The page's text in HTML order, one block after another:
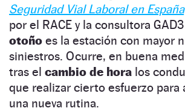
Seguridad Vial Laboral en
por el RACE y la consultora
otoño es la estación con mayor
siniestros. Ocurre, en buena
tras el cambio de hora los
que realizar cierto esfuerzo para
una nueva rutina.